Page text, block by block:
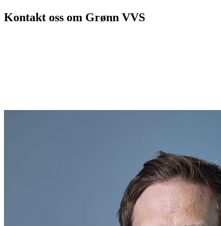
Kontakt oss om Grønn VVS